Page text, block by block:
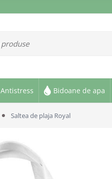
Antistress Bidoane de apa
Saltea de plaja Royal